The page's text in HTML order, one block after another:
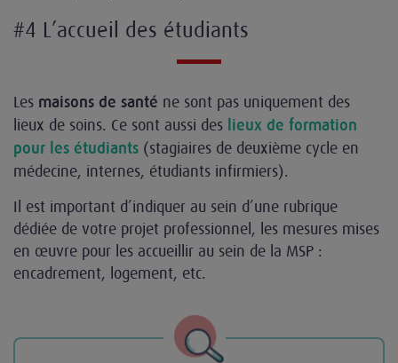
#4 L’accueil des étudiants
Les maisons de santé ne sont pas uniquement des
lieux de soins. Ce sont aussi des lieux de formation
pour les étudiants (stagiaires de deuxième cycle en
médecine, internes, étudiants infirmiers).
Il est important d’indiquer au sein d’une rubrique
dédiée de votre projet professionnel, les mesures mises
en œuvre pour les accueillir au sein de la MSP :
encadrement, logement, etc.